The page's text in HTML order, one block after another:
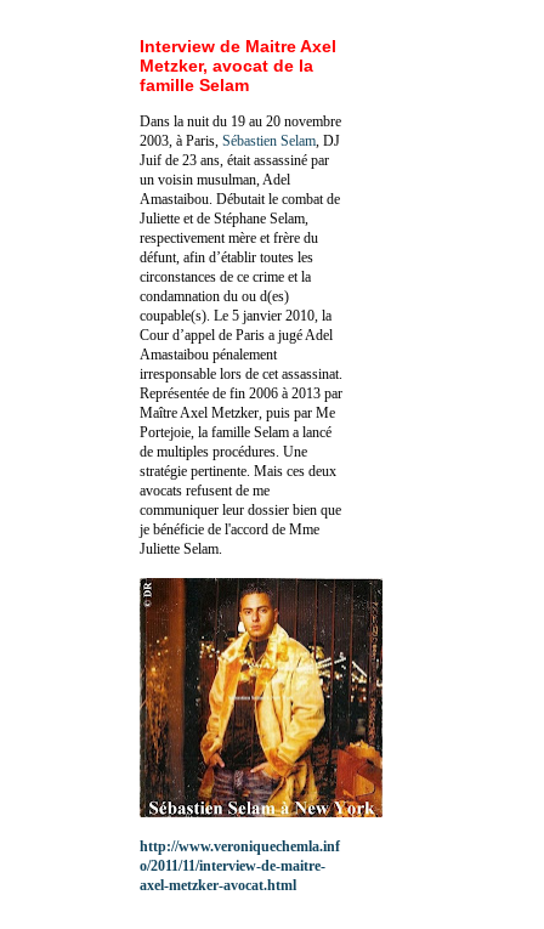
Interview de Maitre Axel
Metzker, avocat de la
famille Selam
Dans la nuit du 19 au 20 novembre
2003, à Paris, Sébastien Selam , DJ
Juif de 23 ans, était assassiné par
un voisin musulman, Adel
Amastaibou. Débutait le combat de
Juliette et de Stéphane Selam,
respectivement mère et frère du
défunt, afin d’établir toutes les
circonstances de ce crime et la
condamnation du ou d(es)
coupable(s). Le 5 janvier 2010, la
Cour d’appel de Paris a jugé Adel
Amastaibou pénalement
irresponsable lors de cet assassinat.
Représentée de fin 2006 à 2013 par
Maître Axel Metzker, puis par Me
Portejoie, la famille Selam a lancé
de multiples procédures. Une
stratégie pertinente. Mais ces deux
avocats refusent de me
communiquer leur dossier bien que
je bénéficie de l'accord de Mme
Juliette Selam.
http://www.veroniquechemla.inf
o/2011/11/interview-de-maitre-
axel-metzker-avocat.html